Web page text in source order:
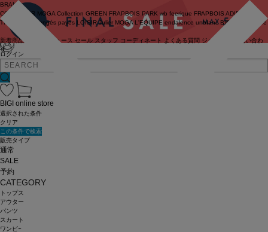
ログイン
BRAND
COUTURIER MOGA Collection GREEN FRAPBOIS PARK wb feerique FRAPBOIS ADIEU
TRISTESSE
congés payés LOISIR Julier MOGA L'EQUIPE endalence unbilanc BIGI online store
新着商品 ニュース セール スタッフ コーディネート よくある質問 ジャーナル
お問い合わ
せ
BIGI online store
選択された条件
クリア
この条件で検索
販売タイプ
通常
SALE
予約
CATEGORY
トップス
アウター
パンツ
スカート
ワンピース